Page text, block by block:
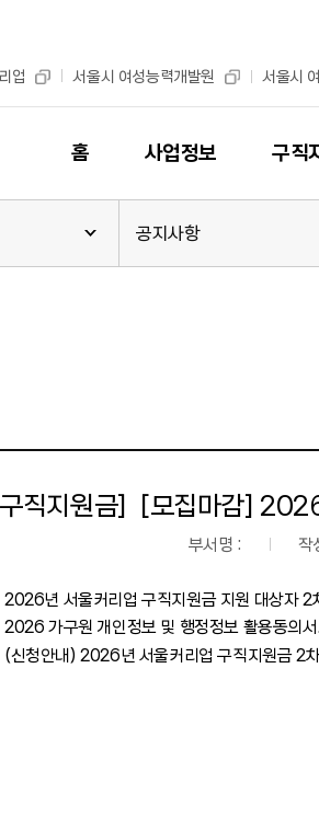
업 서울시 여성능력개발원 서울시
홈 사업정보 구직
공지사항
직지원금] [모집마감]
부서명 : 작
2026년 서울커리업 구직지원금 지원 대상자
2026 가구원 개인정보 및 행정정보 활용동의
(신청안내) 2026년 서울커리업 구직지원금 2